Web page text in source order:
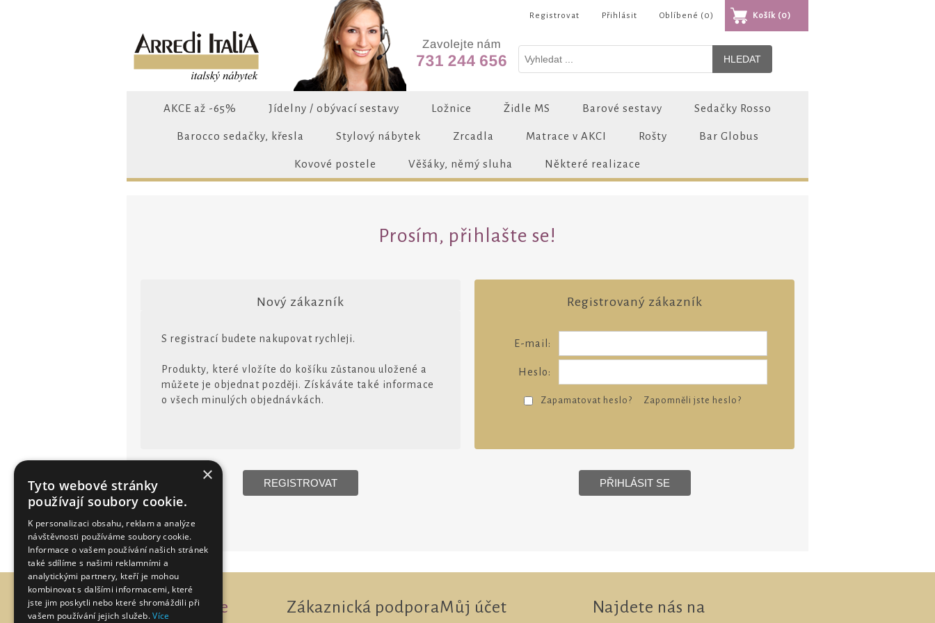
Registrovat Přihlásit Oblíbené (0) Košík (0)
AKCE až -65% Jídelny / obývací sestavy Ložnice Židle MS Barové sestavy Sedačky Rosso
Barocco sedačky, křesla Stylový nábytek Zrcadla Matrace v AKCI Rošty Bar Globus
Kovové postele Věšáky, němý sluha Některé realizace
Prosím, přihlašte se!
Nový zákazník
S registrací budete nakupovat rychleji.
Produkty, které vložíte do košíku zůstanou uložené a
můžete je objednat později. Získáváte také informace
o všech minulých objednávkách.
Registrovaný zákazník
E-mail:
Heslo:
Zapamatovat heslo? Zapomněli jste heslo?
Informace Zákaznická podporaMůj účet Najdete nás na
×
Tyto webové stránky
používají soubory cookie.
K personalizaci obsahu, reklam a analýze
návštěvnosti používáme soubory cookie.
Informace o vašem používání našich stránek
také sdílíme s našimi reklamními a
analytickými partnery, kteří je mohou
kombinovat s dalšími informacemi, které
jste jim poskytli nebo které shromáždili při
vašem používání jejich služeb.Více